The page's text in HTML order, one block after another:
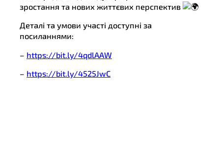
зростання та нових життєвих перспектив
Деталі та умови участі доступні за
посиланнями:
– https://bit.ly/4qdlAAW
– https://bit.ly/4525JwC